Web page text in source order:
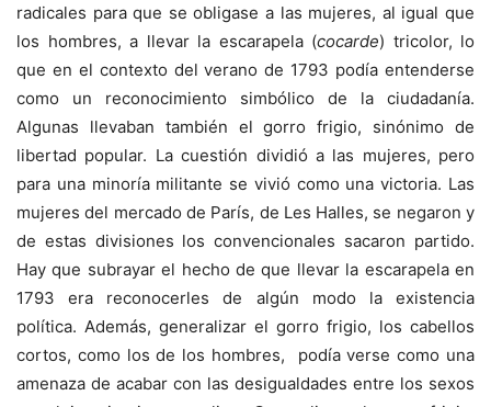
radicales para que se obligase a las mujeres, al igual que
los hombres, a llevar la escarapela (cocarde) tricolor, lo
que en el contexto del verano de 1793 podía entenderse
como un reconocimiento simbólico de la ciudadanía.
Algunas llevaban también el gorro frigio, sinónimo de
libertad popular. La cuestión dividió a las mujeres, pero
para una minoría militante se vivió como una victoria. Las
mujeres del mercado de París, de Les Halles, se negaron y
de estas divisiones los convencionales sacaron partido.
Hay que subrayar el hecho de que llevar la escarapela en
1793 era reconocerles de algún modo la existencia
política. Además, generalizar el gorro frigio, los cabellos
cortos, como los de los hombres, podía verse como una
amenaza de acabar con las desigualdades entre los sexos